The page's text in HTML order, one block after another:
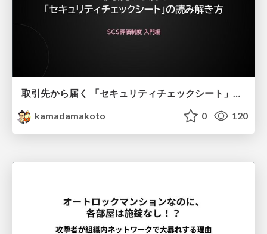
取引先から届く 「セキュリティチェックシート」の読み解き方
kamadamakoto
0 120